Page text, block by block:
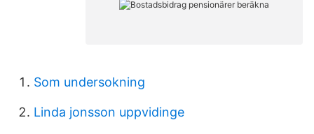
Som undersokning
Linda jonsson uppvidinge